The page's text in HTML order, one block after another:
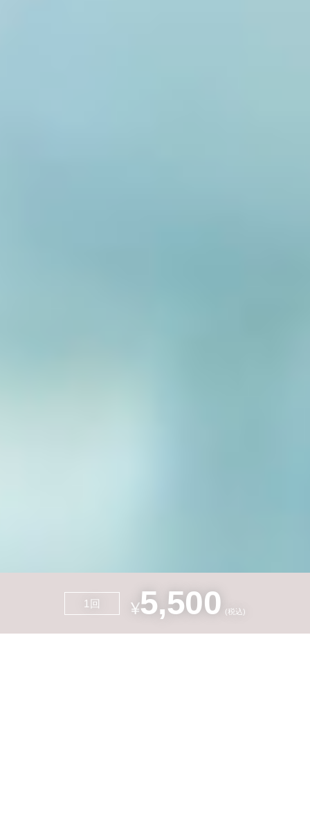
1回 ¥5,500 (税込)
会員様のご予約 初診のご予約